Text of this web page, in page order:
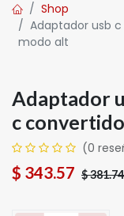
Shop
Adaptador usb
modo alt
Adaptador
c
(0
$ 343.57 $381.74